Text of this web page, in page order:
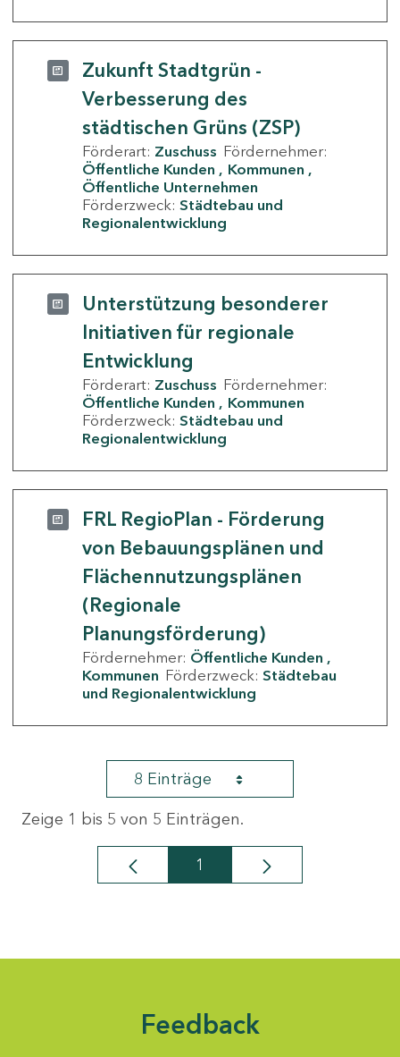
Zukunft Stadtgrün -
Verbesserung des
städtischen Grüns (ZSP)
Förderart: Zuschuss Fördernehmer:
Öffentliche Kunden
Kommunen
Öffentliche Unternehmen
Förderzweck: Städtebau und
Regionalentwicklung
Unterstützung besonderer
Initiativen für regionale
Entwicklung
Förderart: Zuschuss Fördernehmer:
Öffentliche Kunden
Kommunen
Förderzweck: Städtebau und
Regionalentwicklung
FRL RegioPlan - Förderung
von Bebauungsplänen und
Flächennutzungsplänen
(Regionale
Planungsförderung)
Fördernehmer: Öffentliche Kunden
Kommunen Förderzweck: Städtebau
und Regionalentwicklung
8 Einträge
Zeige 1 bis 5 von 5 Einträgen.
Seite
1
Feedback